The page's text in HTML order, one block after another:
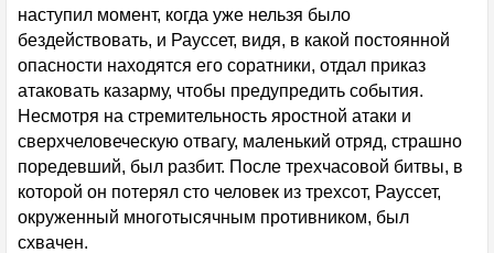
наступил момент, когда уже нельзя было
бездействовать, и Рауссет, видя, в какой постоянной
опасности находятся его соратники, отдал приказ
атаковать казарму, чтобы предупредить события.
Несмотря на стремительность яростной атаки и
сверхчеловеческую отвагу, маленький отряд, страшно
поредевший, был разбит. После трехчасовой битвы, в
которой он потерял сто человек из трехсот, Рауссет,
окруженный многотысячным противником, был
схвачен.